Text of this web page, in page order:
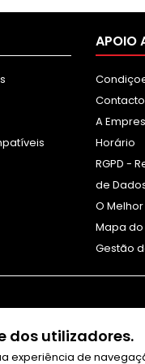
APOIO
A
Horário
RGPD -
de
O
Mapa do
Gestão
dos utilizadores.
experiência de